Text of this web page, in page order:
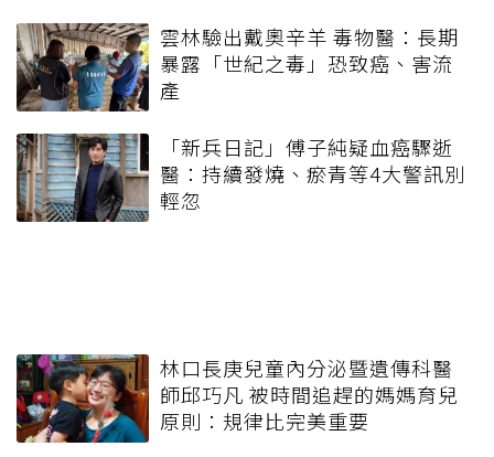
雲林驗出戴奧辛羊 毒物醫：長期
暴露「世紀之毒」恐致癌、害流
產
「新兵日記」傅子純疑血癌驟逝
醫：持續發燒、瘀青等4大警訊別
輕忽
林口長庚兒童內分泌暨遺傳科醫
師邱巧凡 被時間追趕的媽媽育兒
原則：規律比完美重要